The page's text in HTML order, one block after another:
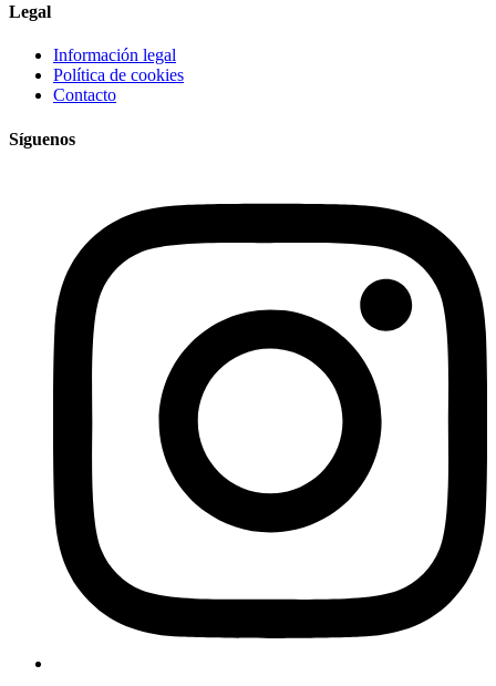
Legal
Información legal
Política de cookies
Contacto
Síguenos